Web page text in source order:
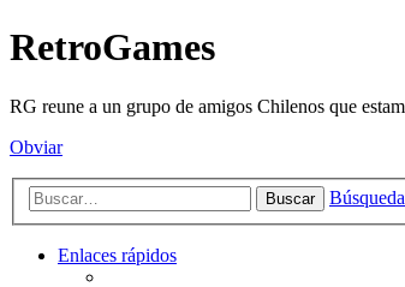
RetroGames
RG reune a un grupo de amigos Chilenos que
Obviar
Buscar
Enlaces rápidos